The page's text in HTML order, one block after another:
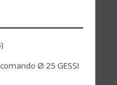
Ø 25 GESSI